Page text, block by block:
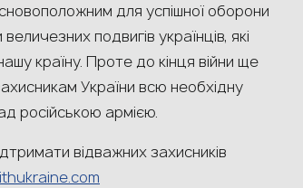
для успішної оборони
подвигів українців, які
країну. Проте до кінця війни ще
України всю необхідну
російською армією.
відважних захисників